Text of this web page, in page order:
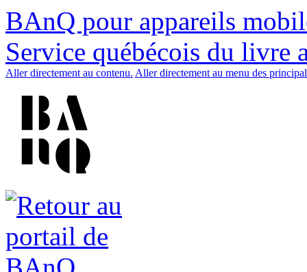
BAnQ pour appareils
Service québécois du livre
Aller directement au contenu. Aller directement au menu des